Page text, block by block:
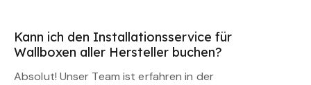
Kann ich den Installationsservice für
Wallboxen aller Hersteller buchen?
Absolut! Unser Team ist erfahren in der